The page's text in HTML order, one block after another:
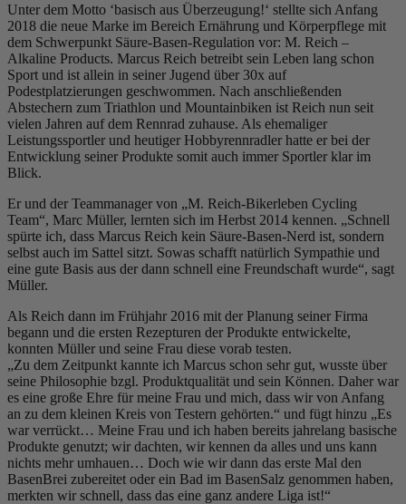
Unter dem Motto ‘basisch aus Überzeugung!‘ stellte sich Anfang
2018 die neue Marke im Bereich Ernährung und Körperpflege mit
dem Schwerpunkt Säure-Basen-Regulation vor: M. Reich –
Alkaline Products. Marcus Reich betreibt sein Leben lang schon
Sport und ist allein in seiner Jugend über 30x auf
Podestplatzierungen geschwommen. Nach anschließenden
Abstechern zum Triathlon und Mountainbiken ist Reich nun seit
vielen Jahren auf dem Rennrad zuhause. Als ehemaliger
Leistungssportler und heutiger Hobbyrennradler hatte er bei der
Entwicklung seiner Produkte somit auch immer Sportler klar im
Blick.
Er und der Teammanager von „M. Reich-Bikerleben Cycling
Team“, Marc Müller, lernten sich im Herbst 2014 kennen. „Schnell
spürte ich, dass Marcus Reich kein Säure-Basen-Nerd ist, sondern
selbst auch im Sattel sitzt. Sowas schafft natürlich Sympathie und
eine gute Basis aus der dann schnell eine Freundschaft wurde“, sagt
Müller.
Als Reich dann im Frühjahr 2016 mit der Planung seiner Firma
begann und die ersten Rezepturen der Produkte entwickelte,
konnten Müller und seine Frau diese vorab testen.
„Zu dem Zeitpunkt kannte ich Marcus schon sehr gut, wusste über
seine Philosophie bzgl. Produktqualität und sein Können. Daher war
es eine große Ehre für meine Frau und mich, dass wir von Anfang
an zu dem kleinen Kreis von Testern gehörten.“ und fügt hinzu „Es
war verrückt… Meine Frau und ich haben bereits jahrelang basische
Produkte genutzt; wir dachten, wir kennen da alles und uns kann
nichts mehr umhauen… Doch wie wir dann das erste Mal den
BasenBrei zubereitet oder ein Bad im BasenSalz genommen haben,
merkten wir schnell, dass das eine ganz andere Liga ist!“